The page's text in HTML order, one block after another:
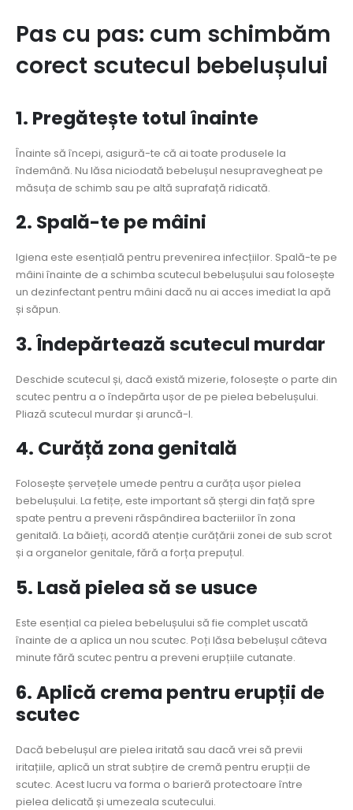
Pas cu pas: cum schimbăm
corect scutecul bebelușului
1. Pregătește totul înainte
Înainte să începi, asigură-te că ai toate produsele la
îndemână. Nu lăsa niciodată bebelușul nesupravegheat pe
măsuța de schimb sau pe altă suprafață ridicată.
2. Spală-te pe mâini
Igiena este esențială pentru prevenirea infecțiilor. Spală-te pe
mâini înainte de a schimba scutecul bebelușului sau folosește
un dezinfectant pentru mâini dacă nu ai acces imediat la apă
și săpun.
3. Îndepărtează scutecul murdar
Deschide scutecul și, dacă există mizerie, folosește o parte din
scutec pentru a o îndepărta ușor de pe pielea bebelușului.
Pliază scutecul murdar și aruncă-l.
4. Curăță zona genitală
Folosește șervețele umede pentru a curăța ușor pielea
bebelușului. La fetițe, este important să ștergi din față spre
spate pentru a preveni răspândirea bacteriilor în zona
genitală. La băieți, acordă atenție curățării zonei de sub scrot
și a organelor genitale, fără a forța prepuțul.
5. Lasă pielea să se usuce
Este esențial ca pielea bebelușului să fie complet uscată
înainte de a aplica un nou scutec. Poți lăsa bebelușul câteva
minute fără scutec pentru a preveni erupțiile cutanate.
6. Aplică crema pentru erupții de
scutec
Dacă bebelușul are pielea iritată sau dacă vrei să previi
iritațiile, aplică un strat subțire de cremă pentru erupții de
scutec. Acest lucru va forma o barieră protectoare între
pielea delicată și umezeala scutecului.